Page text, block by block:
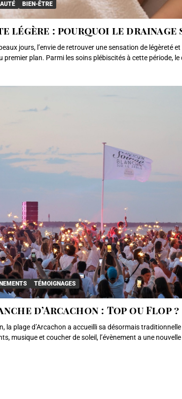
BIEN-ÊTRE
légère : pourquoi le drainage
jours, l’envie de retrouver une sensation de légèreté
premier plan. Parmi les soins plébiscités à cette période,
TÉMOIGNAGES
d’Arcachon : Top ou Flop ?
la plage d’Arcachon a accueilli sa désormais
musique et coucher de soleil, l’évènement a une